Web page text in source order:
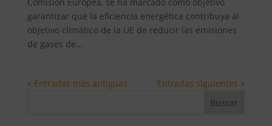
Comisión Europea, se ha marcado como objetivo
garantizar que la eficiencia energética contribuya al
objetivo climático de la UE de reducir las emisiones
de gases de...
« Entradas más antiguas Entradas siguientes »